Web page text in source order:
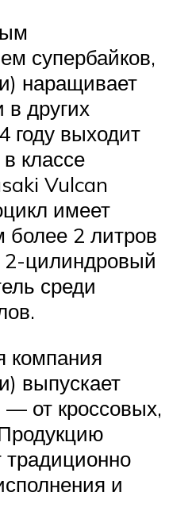
супербайков,
наращивает
в других
году выходит
классе
Vulcan
имеет
более 2 литров
цилиндровый
среди
компания
выпускает
от кроссовых,
традиционно
и